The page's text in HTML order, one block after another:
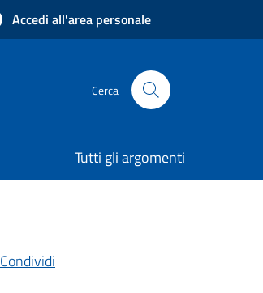
Accedi all'area personale
Cerca
Tutti gli argomenti
Condividi